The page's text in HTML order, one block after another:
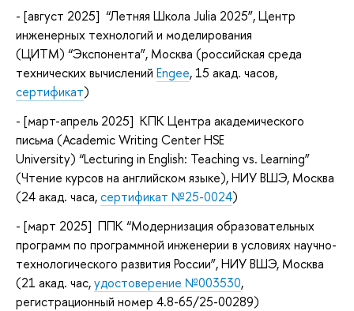
- [август 2025] “Летняя Школа Julia 2025”, Центр
инженерных технологий и моделирования
(ЦИТМ) “Экспонента”, Москва (российская среда
технических вычислений Engee, 15 акад. часов,
сертификат)
- [март-апрель 2025] КПК Центра академического
письма (Academic Writing Center HSE
University) “Lecturing in English: Teaching vs. Learning”
(Чтение курсов на английском языке), НИУ ВШЭ, Москва
(24 акад. часа,сертификат №25-0024)
- [март 2025] ППК “Модернизация образовательных
программ по программной инженерии в условиях научно-
технологического развития России”, НИУ ВШЭ, Москва
(21 акад. час,удостоверение №003530,
регистрационный номер 4.8-65/25-00289)